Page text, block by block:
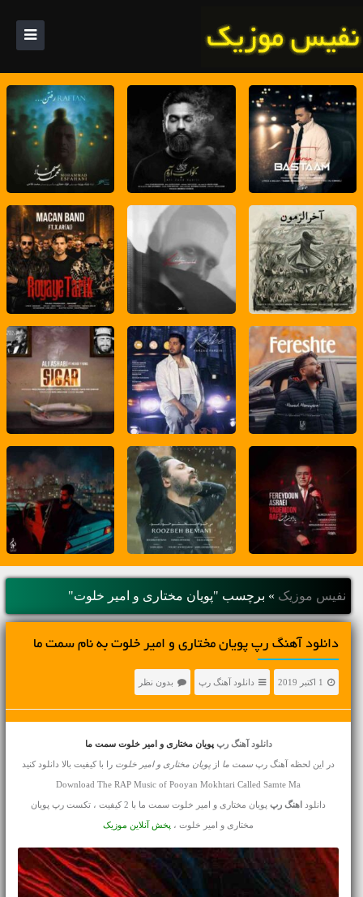
نفیس موزیک » برچسب "پویان مختاری و امیر خلوت"
دانلود آهنگ رپ پویان مختاری و امیر خلوت به نام سمت ما
1 اکتبر 2019 دانلود آهنگ رپ بدون نظر
دانلود آهنگ رپ پویان مختاری و امیر خلوت سمت ما
در این لحظه آهنگ رپ سمت ما از پویان مختاری و امیر خلوت را با کیفیت بالا دانلود کنید
Download The RAP Music of Pooyan Mokhtari Called Samte Ma
دانلود اهنگ رپ پویان مختاری و امیر خلوت سمت ما با 2 کیفیت ، تکست رپ پویان
مختاری و امیر خلوت ، پخش آنلاین موزیک